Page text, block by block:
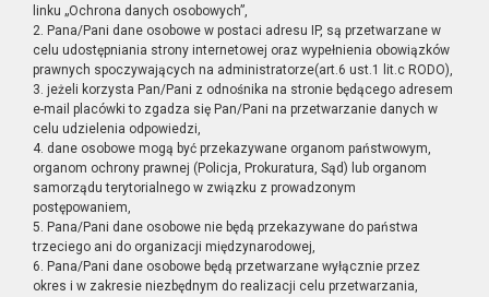
linku „Ochrona danych osobowych”,
2. Pana/Pani dane osobowe w postaci adresu IP, są przetwarzane w
celu udostępniania strony internetowej oraz wypełnienia obowiązków
prawnych spoczywających na administratorze(art.6 ust.1 lit.c RODO),
3. jeżeli korzysta Pan/Pani z odnośnika na stronie będącego adresem
e-mail placówki to zgadza się Pan/Pani na przetwarzanie danych w
celu udzielenia odpowiedzi,
4. dane osobowe mogą być przekazywane organom państwowym,
organom ochrony prawnej (Policja, Prokuratura, Sąd) lub organom
samorządu terytorialnego w związku z prowadzonym
postępowaniem,
5. Pana/Pani dane osobowe nie będą przekazywane do państwa
trzeciego ani do organizacji międzynarodowej,
6. Pana/Pani dane osobowe będą przetwarzane wyłącznie przez
okres i w zakresie niezbędnym do realizacji celu przetwarzania,